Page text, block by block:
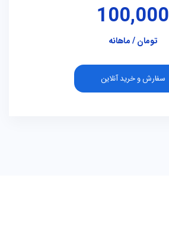
100,000
تومان / ماهانه
سفارش و خرید آنلاین